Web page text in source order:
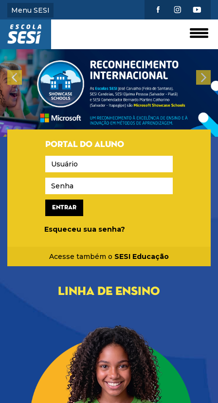
Menu SESI
PORTAL DO ALUNO
Esqueceu sua senha?
Acesse também o SESI Educação
LINHA DE ENSINO